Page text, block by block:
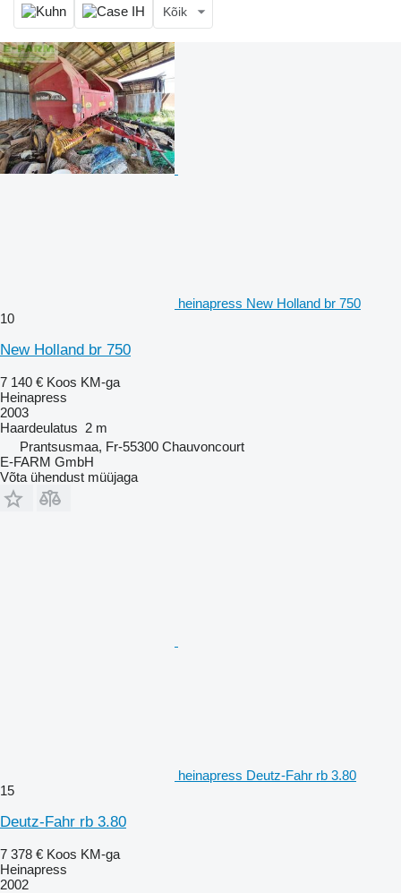
Kõik
heinapress New Holland br 750
10
New Holland br 750
7 140 € Koos KM-ga
Heinapress
2003
Haardeulatus 2 m
Prantsusmaa, Fr-55300 Chauvoncourt
E-FARM GmbH
Võta ühendust müüjaga
heinapress Deutz-Fahr rb 3.80
15
Deutz-Fahr rb 3.80
7 378 € Koos KM-ga
Heinapress
2002